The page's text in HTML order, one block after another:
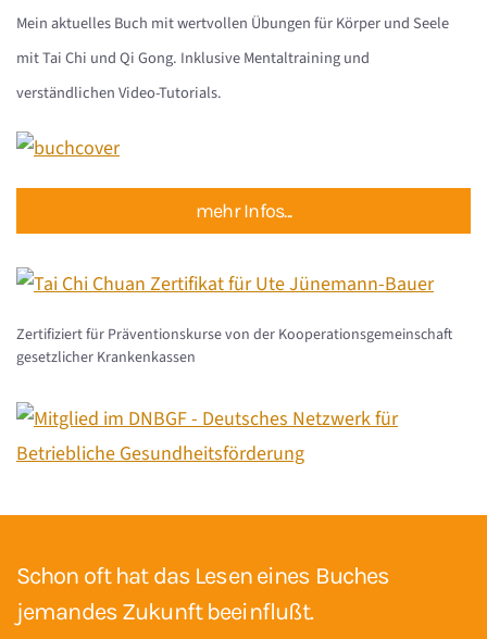
Mein aktuelles Buch mit wertvollen Übungen für Körper und Seele
mit Tai Chi und Qi Gong. Inklusive Mentaltraining und
verständlichen Video-Tutorials.
mehr Infos...
Zertifiziert für Präventionskurse von der Kooperationsgemeinschaft
gesetzlicher Krankenkassen
Schon oft hat das Lesen eines Buches
jemandes Zukunft beeinflußt.